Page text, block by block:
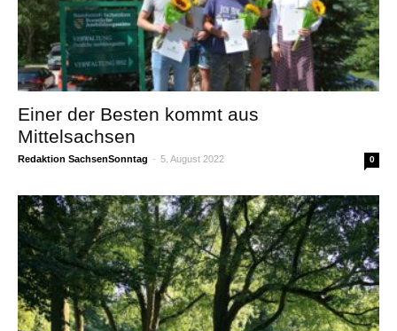
Einer der Besten kommt aus
Mittelsachsen
Redaktion SachsenSonntag - 5. August 2022 0